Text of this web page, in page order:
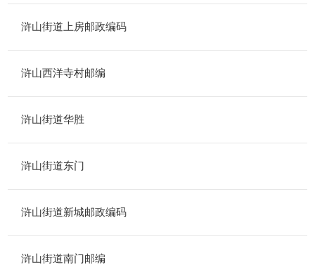
浒山街道上房邮政编码
浒山西洋寺村邮编
浒山街道华胜
浒山街道东门
浒山街道新城邮政编码
浒山街道南门邮编